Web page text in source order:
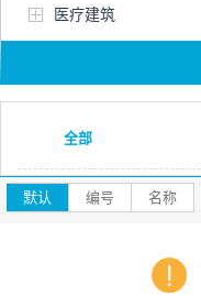
医疗建筑
全部
默认 编号 名称